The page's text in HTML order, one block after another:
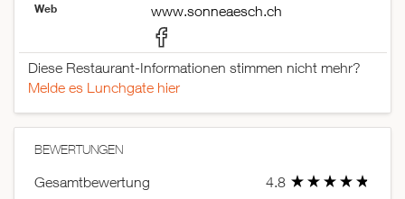
Web www.sonneaesch.ch
Diese Restaurant-Informationen stimmen nicht mehr?
Melde es Lunchgate hier
BEWERTUNGEN
Gesamtbewertung
4.8